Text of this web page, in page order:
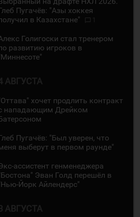
Пугачёв: "Азы хоккея
в Казахстане"
Голигоски стал тренером
развитию игроков в
АВГУСТА
хочет продлить контракт
нападающим Дрейком
Пугачёв: "Был уверен, что
выберут в первом раунде"
ассистент генменеджера
Эван Голд перешёл в
Йорк Айлендерс"
АВГУСТА